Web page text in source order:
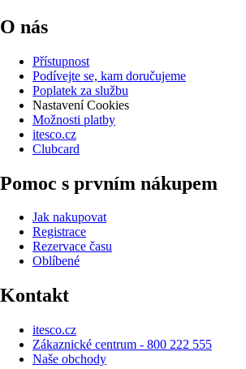
O nás
Přístupnost
Podívejte se, kam doručujeme
Poplatek za službu
Nastavení Cookies
Možnosti platby
itesco.cz
Clubcard
Pomoc s prvním nákupem
Jak nakupovat
Registrace
Rezervace času
Oblíbené
Kontakt
itesco.cz
Zákaznické centrum - 800 222 555
Naše obchody